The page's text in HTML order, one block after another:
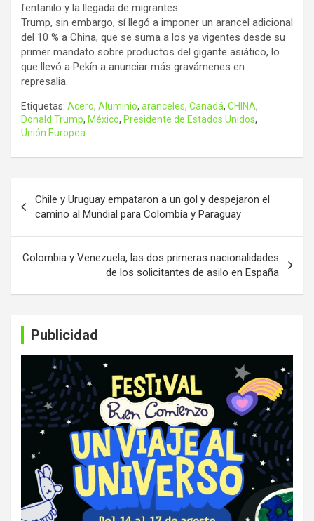
fentanilo y la llegada de migrantes.
Trump, sin embargo, sí llegó a imponer un arancel adicional
del 10 % a China, que se suma a los ya vigentes desde su
primer mandato sobre productos del gigante asiático, lo
que llevó a Pekín a anunciar más gravámenes en
represalia.
Etiquetas: Acero, Aluminio, aranceles, Canadá, CHINA,
Donald Trump, México, Presidente de Estados Unidos,
Unión Europea
de
entradas
Chile y Uruguay empataron a un gol y despejaron el
camino al Mundial para Colombia y Paraguay
Colombia y Venezuela, las dos primeras nacionalidades
de los solicitantes de asilo en España
Publicidad